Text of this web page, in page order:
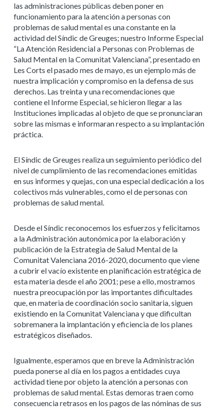
las administraciones públicas deben poner en
funcionamiento para la atención a personas con
problemas de salud mental es una constante en la
actividad del Síndic de Greuges; nuestro Informe Especial
“La Atención Residencial a Personas con Problemas de
Salud Mental en la Comunitat Valenciana”, presentado en
Les Corts el pasado mes de mayo, es un ejemplo más de
nuestra implicación y compromiso en la defensa de sus
derechos. Las treinta y una recomendaciones que
contiene el Informe Especial, se hicieron llegar a las
Instituciones implicadas al objeto de que se pronunciaran
sobre las mismas e informaran respecto a su implantación
práctica.
El Síndic de Greuges realiza un seguimiento periódico del
nivel de cumplimiento de las recomendaciones emitidas
en sus informes y quejas, con una especial dedicación a los
colectivos más vulnerables, como el de personas con
problemas de salud mental.
Desde el Síndic reconocemos los esfuerzos y felicitamos
a la Administración autonómica por la elaboración y
publicación de la Estrategia de Salud Mental de la
Comunitat Valenciana 2016-2020, documento que viene
a cubrir el vacío existente en planificación estratégica de
esta materia desde el año 2001; pese a ello, mostramos
nuestra preocupación por las importantes dificultades
que, en materia de coordinación socio sanitaria, siguen
existiendo en la Comunitat Valenciana y que dificultan
sobremanera la implantación y eficiencia de los planes
estratégicos diseñados.
Igualmente, esperamos que en breve la Administración
pueda ponerse al día en los pagos a entidades cuya
actividad tiene por objeto la atención a personas con
problemas de salud mental. Estas demoras traen como
consecuencia retrasos en los pagos de las nóminas de sus